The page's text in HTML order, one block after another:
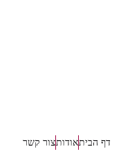
דף הביתאודותצור קשר